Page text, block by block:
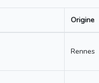
Origine
Rennes